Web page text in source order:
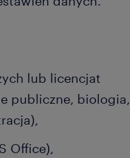
lub licencjat
publiczne, biologia,
Office),